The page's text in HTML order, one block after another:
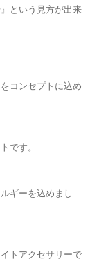
という見方が出来
コンセプトに込め
です。
ギーを込めまし
トアクセサリーで